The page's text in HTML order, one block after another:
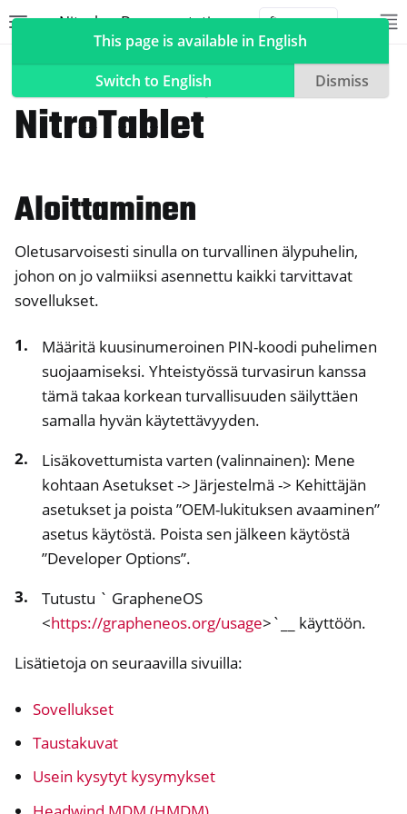
Nitrokey Documentation
navigation of NitroPad, NitroPC
navigation of Headwind MDM (HMDM)
navigation of NextBox
navigation of NitroWall
navigation of NitroWall NW750
navigation of Ohjelmisto
NitroPhone,
NitroTablet
Aloittaminen
Oletusarvoisesti sinulla on turvallinen älypuhelin,
johon on jo valmiiksi asennettu kaikki tarvittavat
sovellukset.
Määritä kuusinumeroinen PIN-koodi puhelimen
suojaamiseksi. Yhteistyössä turvasirun kanssa
tämä takaa korkean turvallisuuden säilyttäen
samalla hyvän käytettävyyden.
Lisäkovettumista varten (valinnainen): Mene
kohtaan Asetukset -> Järjestelmä -> Kehittäjän
asetukset ja poista ”OEM-lukituksen avaaminen”
asetus käytöstä. Poista sen jälkeen käytöstä
”Developer Options”.
Tutustu ` GrapheneOS
<https://grapheneos.org/usage>`__ käyttöön.
Lisätietoja on seuraavilla sivuilla:
Sovellukset
Taustakuvat
Usein kysytyt kysymykset
This page is available in English
Switch to English
Dismiss